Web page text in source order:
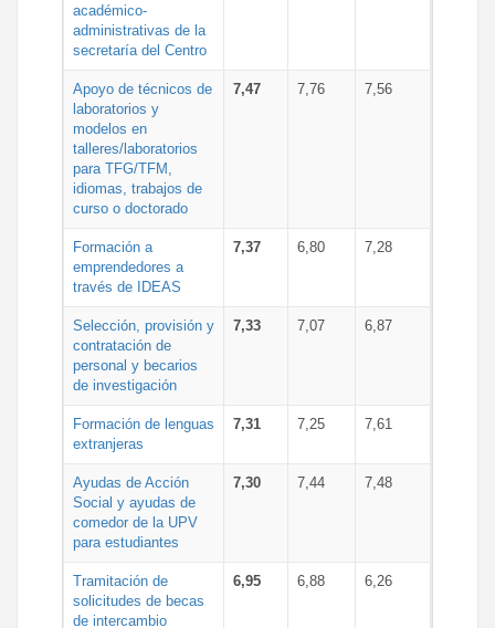
académico-
administrativas de la
secretaría del Centro
Apoyo de técnicos de
laboratorios y
modelos en
talleres/laboratorios
para TFG/TFM,
idiomas, trabajos de
curso o doctorado
7,47 7,76 7,56
Formación a
emprendedores a
través de IDEAS
7,37 6,80 7,28
Selección, provisión y
contratación de
personal y becarios
de investigación
7,33 7,07 6,87
Formación de lenguas
extranjeras
7,31 7,25 7,61
Ayudas de Acción
Social y ayudas de
comedor de la UPV
para estudiantes
7,30 7,44 7,48
Tramitación de
solicitudes de becas
de intercambio
6,95 6,88 6,26